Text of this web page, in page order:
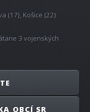
(17), Košice (22)
3 vojenských
OBCÍ SR